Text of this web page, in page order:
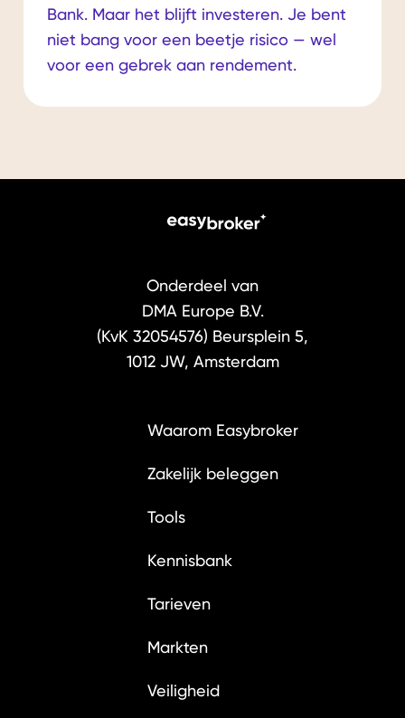
Bank. Maar het blijft investeren. Je bent
niet bang voor een beetje risico — wel
voor een gebrek aan rendement.
Onderdeel van
DMA Europe B.V.
(KvK 32054576) Beursplein 5,
1012 JW, Amsterdam
Waarom Easybroker
Zakelijk beleggen
Tools
Kennisbank
Tarieven
Markten
Veiligheid